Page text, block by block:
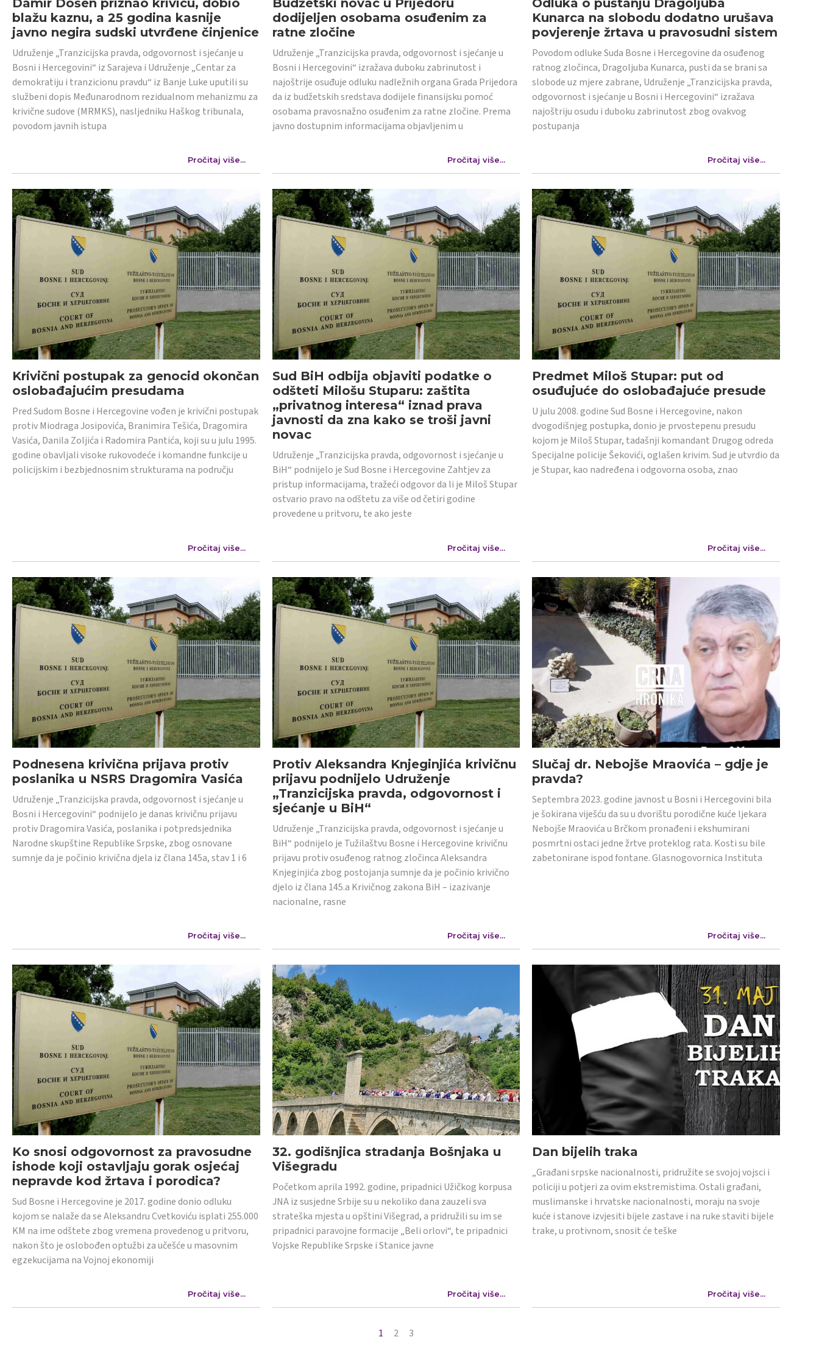
blažu kaznu, a 25 godina kasnije
javno negira sudski utvrđene činjenice
Udruženje „Tranzicijska pravda, odgovornost i sjećanje u
Bosni i Hercegovini“ iz Sarajeva i Udruženje „Centar za
demokratiju i tranzicionu pravdu“ iz Banje Luke uputili su
službeni dopis Međunarodnom rezidualnom mehanizmu za
krivične sudove (MRMKS), nasljedniku Haškog tribunala,
povodom javnih istupa
Pročitaj više...
dodijeljen osobama osuđenim za
ratne zločine
Udruženje „Tranzicijska pravda, odgovornost i sjećanje u
Bosni i Hercegovini“ izražava duboku zabrinutost i
najoštrije osuđuje odluku nadležnih organa Grada Prijedora
da iz budžetskih sredstava dodijele finansijsku pomoć
osobama pravosnažno osuđenim za ratne zločine. Prema
javno dostupnim informacijama objavljenim u
Pročitaj više...
Kunarca na slobodu dodatno urušava
povjerenje žrtava u pravosudni sistem
Povodom odluke Suda Bosne i Hercegovine da osuđenog
ratnog zločinca, Dragoljuba Kunarca, pusti da se brani sa
slobode uz mjere zabrane, Udruženje „Tranzicijska pravda,
odgovornost i sjećanje u Bosni i Hercegovini“ izražava
najoštriju osudu i duboku zabrinutost zbog ovakvog
postupanja
Pročitaj više...
Krivični postupak za genocid okončan
oslobađajućim presudama
Pred Sudom Bosne i Hercegovine vođen je krivični postupak
protiv Miodraga Josipovića, Branimira Tešića, Dragomira
Vasića, Danila Zoljića i Radomira Pantića, koji su u julu 1995.
godine obavljali visoke rukovodeće i komandne funkcije u
policijskim i bezbjednosnim strukturama na području
Pročitaj više...
Sud BiH odbija objaviti podatke o
odšteti Milošu Stuparu: zaštita
„privatnog interesa“ iznad prava
javnosti da zna kako se troši javni
novac
Udruženje „Tranzicijska pravda, odgovornost i sjećanje u
BiH“ podnijelo je Sud Bosne i Hercegovine Zahtjev za
pristup informacijama, tražeći odgovor da li je Miloš Stupar
ostvario pravo na odštetu za više od četiri godine
provedene u pritvoru, te ako jeste
Pročitaj više...
Predmet Miloš Stupar: put od
osuđujuće do oslobađajuće presude
U julu 2008. godine Sud Bosne i Hercegovine, nakon
dvogodišnjeg postupka, donio je prvostepenu presudu
kojom je Miloš Stupar, tadašnji komandant Drugog odreda
Specijalne policije Šekovići, oglašen krivim. Sud je utvrdio da
je Stupar, kao nadređena i odgovorna osoba, znao
Pročitaj više...
Podnesena krivična prijava protiv
poslanika u NSRS Dragomira Vasića
Udruženje „Tranzicijska pravda, odgovornost i sjećanje u
Bosni i Hercegovini“ podnijelo je danas krivičnu prijavu
protiv Dragomira Vasića, poslanika i potpredsjednika
Narodne skupštine Republike Srpske, zbog osnovane
sumnje da je počinio krivična djela iz člana 145a, stav 1 i 6
Pročitaj više...
Protiv Aleksandra Knjeginjića krivičnu
prijavu podnijelo Udruženje
„Tranzicijska pravda, odgovornost i
sjećanje u BiH“
Udruženje „Tranzicijska pravda, odgovornost i sjećanje u
BiH“ podnijelo je Tužilaštvu Bosne i Hercegovine krivičnu
prijavu protiv osuđenog ratnog zločinca Aleksandra
Knjeginjića zbog postojanja sumnje da je počinio krivično
djelo iz člana 145.a Krivičnog zakona BiH – izazivanje
nacionalne, rasne
Pročitaj više...
Slučaj dr. Nebojše Mraovića – gdje je
pravda?
Septembra 2023. godine javnost u Bosni i Hercegovini bila
je šokirana viješću da su u dvorištu porodične kuće ljekara
Nebojše Mraovića u Brčkom pronađeni i ekshumirani
posmrtni ostaci jedne žrtve proteklog rata. Kosti su bile
zabetonirane ispod fontane. Glasnogovornica Instituta
Pročitaj više...
Ko snosi odgovornost za pravosudne
ishode koji ostavljaju gorak osjećaj
nepravde kod žrtava i porodica?
Sud Bosne i Hercegovine je 2017. godine donio odluku
kojom se nalaže da se Aleksandru Cvetkoviću isplati 255.000
KM na ime odštete zbog vremena provedenog u pritvoru,
nakon što je oslobođen optužbi za učešće u masovnim
egzekucijama na Vojnoj ekonomiji
Pročitaj više...
32. godišnjica stradanja Bošnjaka u
Višegradu
Početkom aprila 1992. godine, pripadnici Užičkog korpusa
JNA iz susjedne Srbije su u nekoliko dana zauzeli sva
strateška mjesta u opštini Višegrad, a pridružili su im se
pripadnici paravojne formacije „Beli orlovi“, te pripadnici
Vojske Republike Srpske i Stanice javne
Pročitaj više...
Dan bijelih traka
„Građani srpske nacionalnosti, pridružite se svojoj vojsci i
policiji u potjeri za ovim ekstremistima. Ostali građani,
muslimanske i hrvatske nacionalnosti, moraju na svoje
kuće i stanove izvjesiti bijele zastave i na ruke staviti bijele
trake, u protivnom, snosit će teške
Pročitaj više...
1 2 3